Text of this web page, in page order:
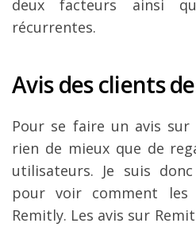
deux facteurs ainsi
récurrentes.
Avis des clients
Pour se faire un avis sur
rien de mieux que de
utilisateurs. Je suis
pour voir comment les
Remitly. Les avis sur